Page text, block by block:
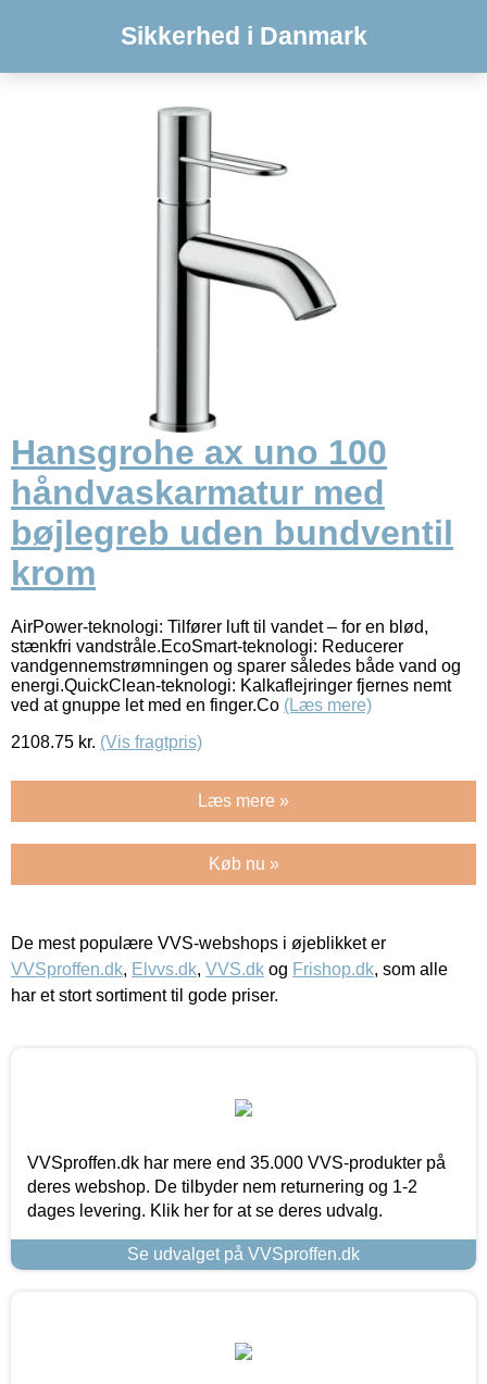
Sikkerhed i Danmark
Hansgrohe ax uno 100
håndvaskarmatur med
bøjlegreb uden bundventil
krom
AirPower-teknologi: Tilfører luft til vandet – for en blød,
stænkfri vandstråle.EcoSmart-teknologi: Reducerer
vandgennemstrømningen og sparer således både vand og
energi.QuickClean-teknologi: Kalkaflejringer fjernes nemt
ved at gnuppe let med en finger.Co (Læs mere)
2108.75 kr. (Vis fragtpris)
Læs mere »
Køb nu »
De mest populære VVS-webshops i øjeblikket er
VVSproffen.dk, Elvvs.dk, VVS.dk og Frishop.dk, som alle
har et stort sortiment til gode priser.
VVSproffen.dk har mere end 35.000 VVS-produkter på
deres webshop. De tilbyder nem returnering og 1-2
dages levering. Klik her for at se deres udvalg.
Se udvalget på VVSproffen.dk